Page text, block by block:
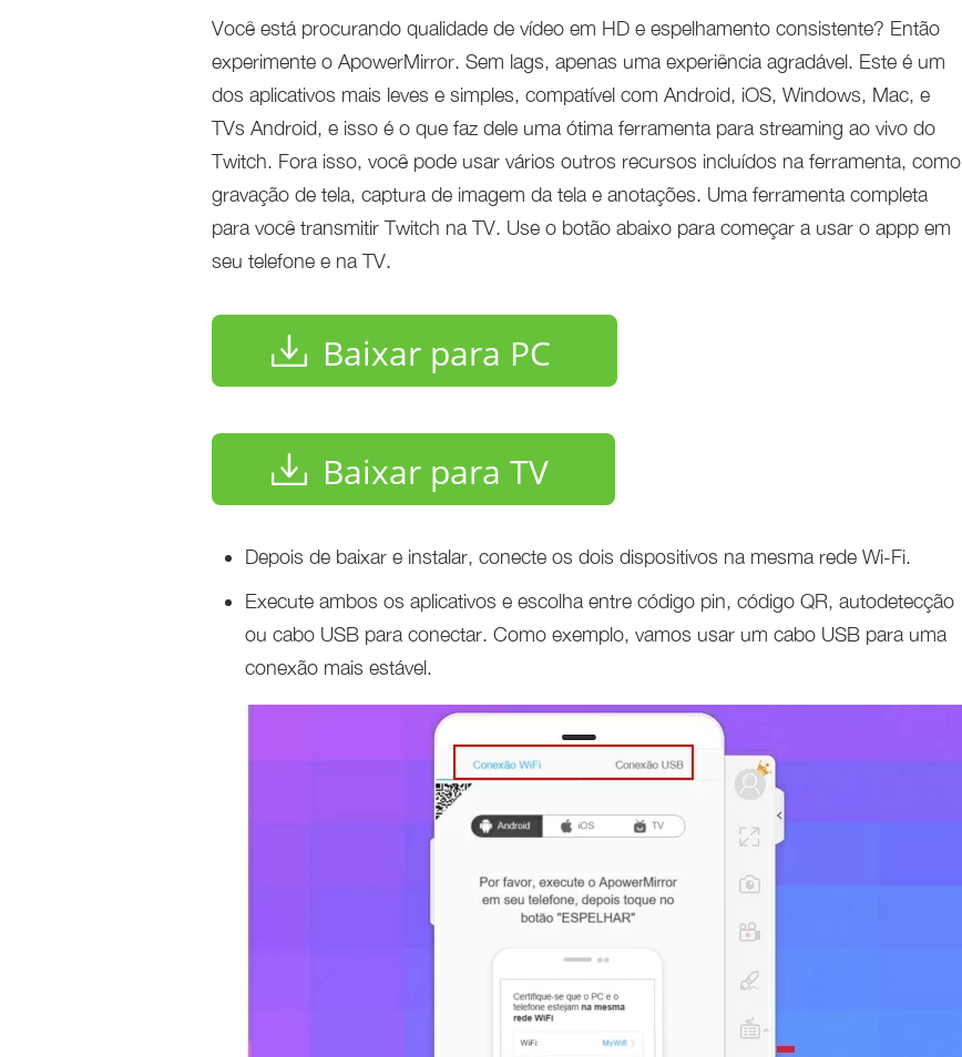
Você está procurando qualidade de vídeo em HD e espelhamento consistente? Então
experimente o ApowerMirror. Sem lags, apenas uma experiência agradável. Este é um
dos aplicativos mais leves e simples, compatível com Android, iOS, Windows, Mac, e
TVs Android, e isso é o que faz dele uma ótima ferramenta para streaming ao vivo do
Twitch. Fora isso, você pode usar vários outros recursos incluídos na ferramenta, como
gravação de tela, captura de imagem da tela e anotações. Uma ferramenta completa
para você transmitir Twitch na TV. Use o botão abaixo para começar a usar o appp em
seu telefone e na TV.
Baixar para PC
Baixar para TV
Depois de baixar e instalar, conecte os dois dispositivos na mesma rede Wi-Fi.
Execute ambos os aplicativos e escolha entre código pin, código QR, autodetecção
ou cabo USB para conectar. Como exemplo, vamos usar um cabo USB para uma
conexão mais estável.